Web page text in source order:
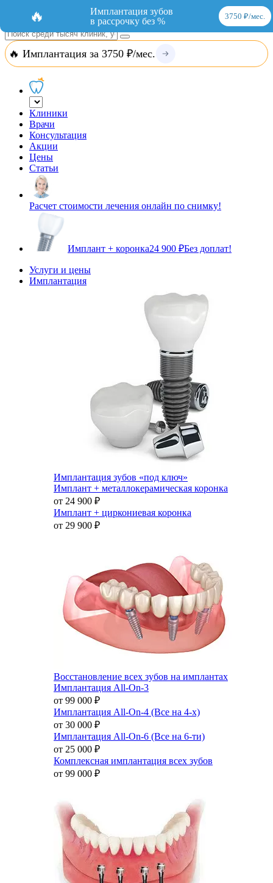
Добавить организациюВход
🔥 Имплантация за 3750 ₽/мес.
Клиники
Врачи
Консультация
Акции
Цены
Статьи
Расчет стоимости лечения онлайн по снимку!
Имплант + коронка24 900 ₽Без доплат!
Услуги и цены
Имплантация
Имплантация зубов «под ключ»
Имплант + металлокерамическая коронка
от 24 900 ₽
Имплант + циркониевая коронка
от 29 900 ₽
Восстановление всех зубов на имплантах
Имплантация All-On-3
от 99 000 ₽
Имплантация All-On-4 (Все на 4-х)
от 30 000 ₽
Имплантация All-On-6 (Все на 6-ти)
от 25 000 ₽
Комплексная имплантация всех зубов
от 99 000 ₽
🔥
Имплантация зубов
в рассрочку без %
3750 ₽/мес.